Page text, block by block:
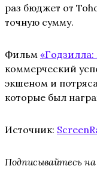
раз бюджет от
точную сумму.
Фильм
коммерческий
экшеном и
которые был
Источник:
Подписывайтесь